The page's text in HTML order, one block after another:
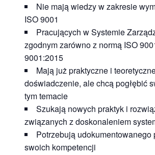
Nie mają wiedzy w zakresie
ISO 9001
Pracujących w Systemie
zgodnym zarówno z normą ISO
9001:2015
Mają już praktyczne i
doświadczenie, ale chcą pogłębić
tym temacie
Szukają nowych praktyk i
związanych z doskonaleniem
Potrzebują udokumentowanego
swoich kompetencji